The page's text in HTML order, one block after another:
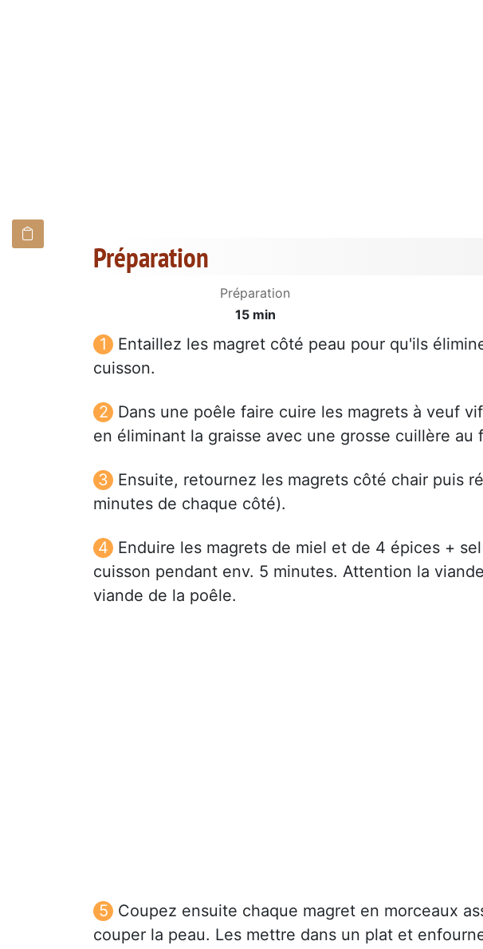
Préparation
Préparation
15 min
Entaillez les magret côté peau pour qu'ils
cuisson.
Dans une poêle faire cuire les magrets à veuf
en éliminant la graisse avec une grosse cuillère au
Ensuite, retournez les magrets côté chair puis
minutes de chaque côté).
Enduire les magrets de miel et de 4 épices +
cuisson pendant env. 5 minutes. Attention la
viande de la poêle.
Coupez ensuite chaque magret en morceaux
couper la peau. Les mettre dans un plat et